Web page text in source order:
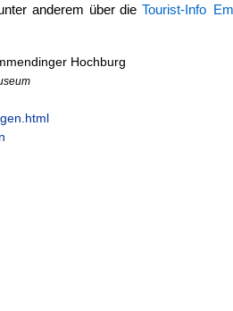
anderem über dieTourist-Info
Hochburg